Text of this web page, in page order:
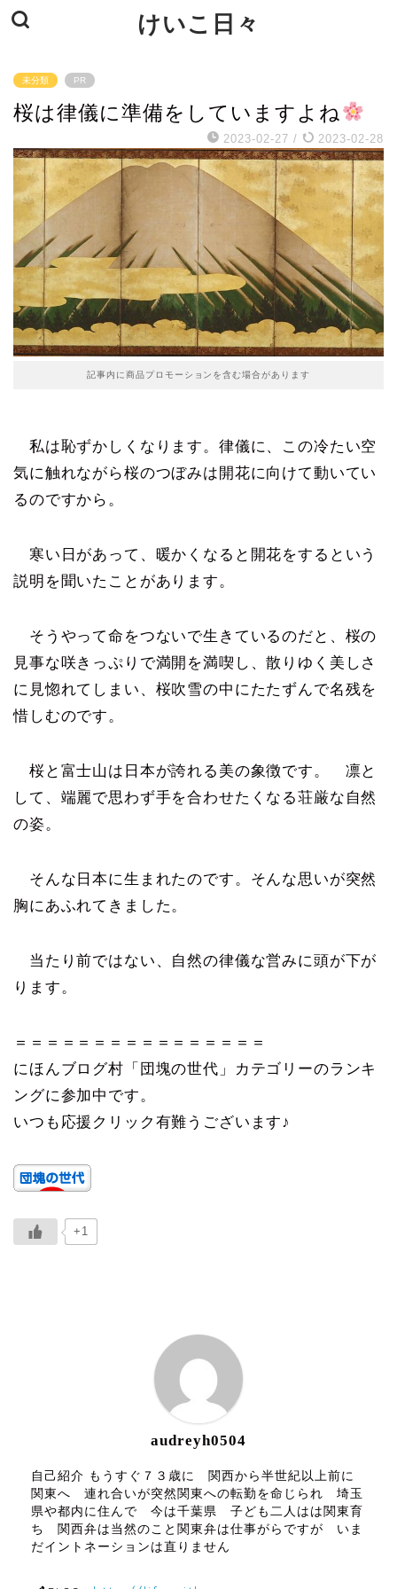
けいこ日々
未分類 PR
桜は律儀に準備をしていますよね
2023-02-27 / 2023-02-28
記事内に商品プロモーションを含む場合があります
私は恥ずかしくなります。律儀に、この冷たい空
気に触れながら桜のつぼみは開花に向けて動いてい
るのですから。
寒い日があって、暖かくなると開花をするという
説明を聞いたことがあります。
そうやって命をつないで生きているのだと、桜の
見事な咲きっぷりで満開を満喫し、散りゆく美しさ
に見惚れてしまい、桜吹雪の中にたたずんで名残を
惜しむのです。
桜と富士山は日本が誇れる美の象徴です。 凛と
して、端麗で思わず手を合わせたくなる荘厳な自然
の姿。
そんな日本に生まれたのです。そんな思いが突然
胸にあふれてきました。
当たり前ではない、自然の律儀な営みに頭が下が
ります。
＝＝＝＝＝＝＝＝＝＝＝＝＝＝＝＝
にほんブログ村「団塊の世代」カテゴリーのランキ
ングに参加中です。
いつも応援クリック有難うございます♪
+1
audreyh0504
自己紹介 もうすぐ７３歳に 関西から半世紀以上前に
関東へ 連れ合いが突然関東への転勤を命じられ 埼玉
県や都内に住んで 今は千葉県 子ども二人はは関東育
ち 関西弁は当然のこと関東弁は仕事がらですが いま
だイントネーションは直りません